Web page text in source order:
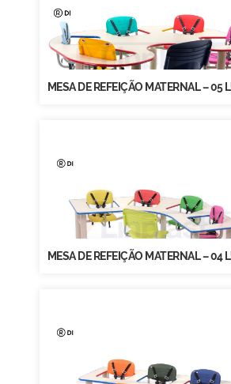
MESA DE REFEIÇÃO MATERNAL – 05
MESA DE REFEIÇÃO MATERNAL – 04